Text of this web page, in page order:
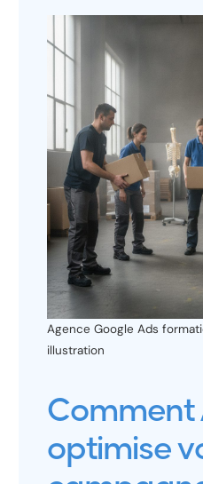
Agence Google Ads
illustration
Comment
optimise